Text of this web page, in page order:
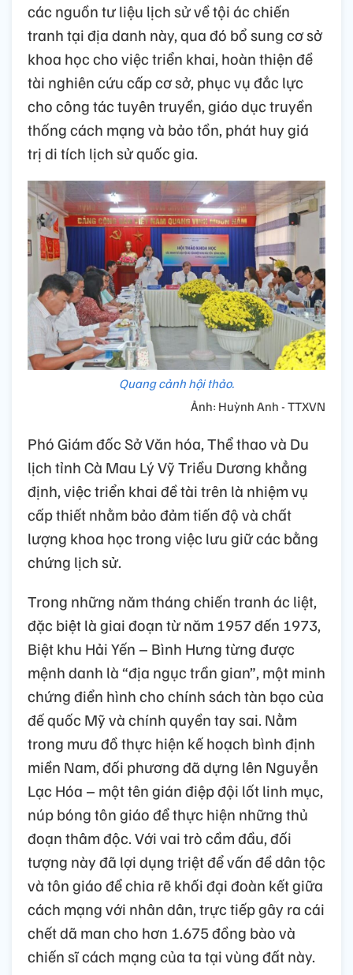
các nguồn tư liệu lịch sử về tội ác chiến
tranh tại địa danh này, qua đó bổ sung cơ sở
khoa học cho việc triển khai, hoàn thiện đề
tài nghiên cứu cấp cơ sở, phục vụ đắc lực
cho công tác tuyên truyền, giáo dục truyền
thống cách mạng và bảo tồn, phát huy giá
trị di tích lịch sử quốc gia.
Quang cảnh hội thảo.
Ảnh: Huỳnh Anh - TTXVN
Phó Giám đốc Sở Văn hóa, Thể thao và Du
lịch tỉnh Cà Mau Lý Vỹ Triều Dương khẳng
định, việc triển khai đề tài trên là nhiệm vụ
cấp thiết nhằm bảo đảm tiến độ và chất
lượng khoa học trong việc lưu giữ các bằng
chứng lịch sử.
Trong những năm tháng chiến tranh ác liệt,
đặc biệt là giai đoạn từ năm 1957 đến 1973,
Biệt khu Hải Yến – Bình Hưng từng được
mệnh danh là “địa ngục trần gian”, một minh
chứng điển hình cho chính sách tàn bạo của
đế quốc Mỹ và chính quyền tay sai. Nằm
trong mưu đồ thực hiện kế hoạch bình định
miền Nam, đối phương đã dựng lên Nguyễn
Lạc Hóa – một tên gián điệp đội lốt linh mục,
núp bóng tôn giáo để thực hiện những thủ
đoạn thâm độc. Với vai trò cầm đầu, đối
tượng này đã lợi dụng triệt để vấn đề dân tộc
và tôn giáo để chia rẽ khối đại đoàn kết giữa
cách mạng với nhân dân, trực tiếp gây ra cái
chết dã man cho hơn 1.675 đồng bào và
chiến sĩ cách mạng của ta tại vùng đất này.